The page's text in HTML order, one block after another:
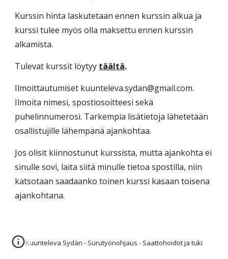
Kurssin hinta laskutetaan ennen kurssin alkua ja
kurssi tulee myös olla maksettu ennen kurssin
alkamista.
Tulevat kurssit löytyy täältä.
Ilmoittautumiset kuunteleva.sydan@gmail.com.
Ilmoita nimesi, spostiosoitteesi sekä
puhelinnumerosi. Tarkempia lisätietoja lähetetään
osallistujille lähempänä ajankohtaa.
Jos olisit kiinnostunut kurssista, mutta ajankohta ei
sinulle sovi, laita siitä minulle tietoa spostilla, niin
katsotaan saadaanko toinen kurssi kasaan toisena
ajankohtana.
Kuunteleva Sydän - Surutyönohjaus - Saattohoidot ja tuki